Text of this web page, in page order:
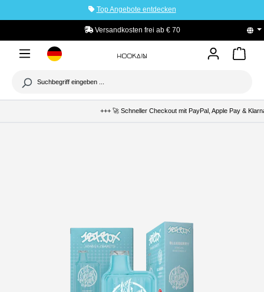
Top Angebote entdecken
PayPal Käuferschutz
+++ 🚀 Schneller Checkout mit PayPal, Apple Pay &